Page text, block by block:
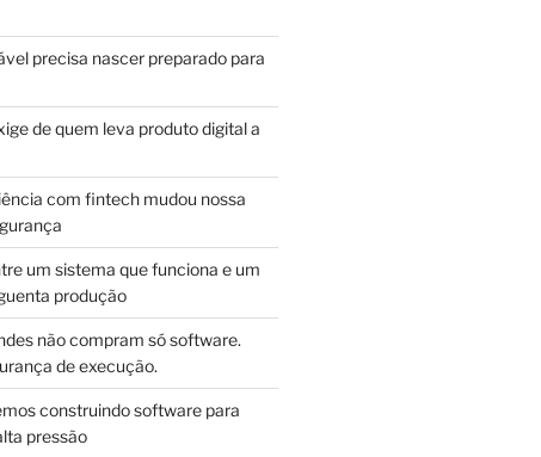
precisa nascer preparado para
de quem leva produto digital a
com fintech mudou nossa
um sistema que funciona e um
produção
não compram só software.
de execução.
construindo software para
pressão